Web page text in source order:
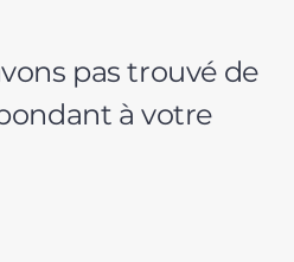
pas trouvé de
à votre